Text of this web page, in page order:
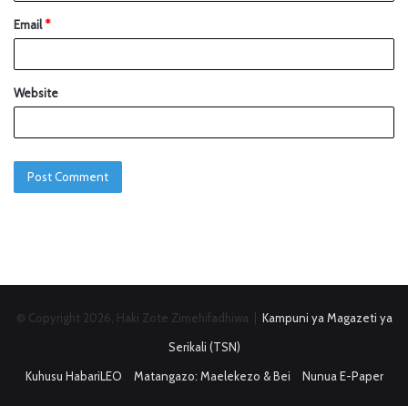
Email*
Website
© Copyright 2026, Haki Zote Zimehifadhiwa | Kampuni ya Magazeti ya
Serikali (TSN)
Kuhusu HabariLEO
Matangazo: Maelekezo & Bei Nunua E-Paper